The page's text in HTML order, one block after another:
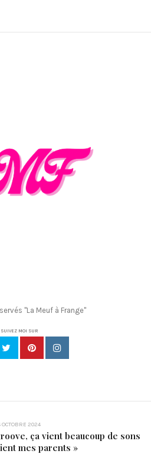
"La Meuf à Frange"
SUIVEZ MOI SUR
OCTOBRE 2024
ça vient beaucoup de sons
mes parents »